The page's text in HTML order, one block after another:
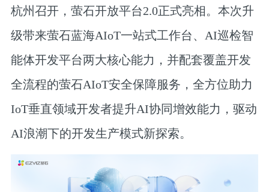
杭州召开，萤石开放平台2.0正式亮相。本次升
级带来萤石蓝海AIoT一站式工作台、AI巡检智
能体开发平台两大核心能力，并配套覆盖开发
全流程的萤石AIoT安全保障服务，全方位助力
IoT垂直领域开发者提升AI协同增效能力，驱动
AI浪潮下的开发生产模式新探索。